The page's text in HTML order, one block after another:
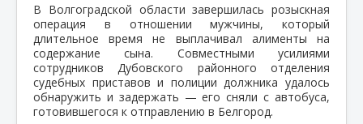
В Волгоградской области завершилась розыскная
операция в отношении мужчины, который
длительное время не выплачивал алименты на
содержание сына. Совместными усилиями
сотрудников Дубовского районного отделения
судебных приставов и полиции должника удалось
обнаружить и задержать — его сняли с автобуса,
готовившегося к отправлению в Белгород.